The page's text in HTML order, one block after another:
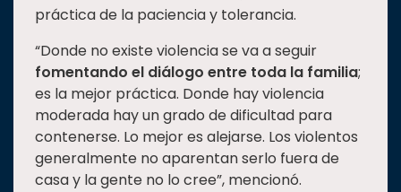
práctica de la paciencia y tolerancia.
“Donde no existe violencia se va a seguir
fomentando el diálogo entre toda la familia;
es la mejor práctica. Donde hay violencia
moderada hay un grado de dificultad para
contenerse. Lo mejor es alejarse. Los violentos
generalmente no aparentan serlo fuera de
casa y la gente no lo cree”, mencionó.